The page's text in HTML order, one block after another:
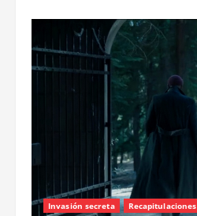
Recapitulación
de
Invasión
secreta:
Home
(final
temporada)
Invasión secreta Recapitulaciones